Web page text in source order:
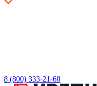
8 (800) 333-21-68